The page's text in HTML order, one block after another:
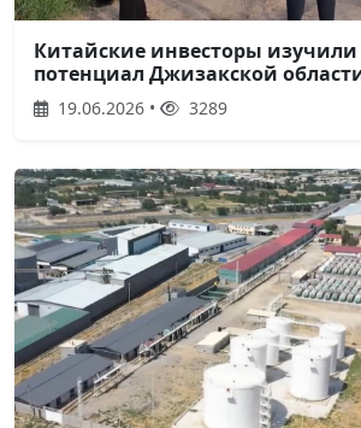
Китайские инвесторы
потенциал Джизакской
19.06.2026 • 3289